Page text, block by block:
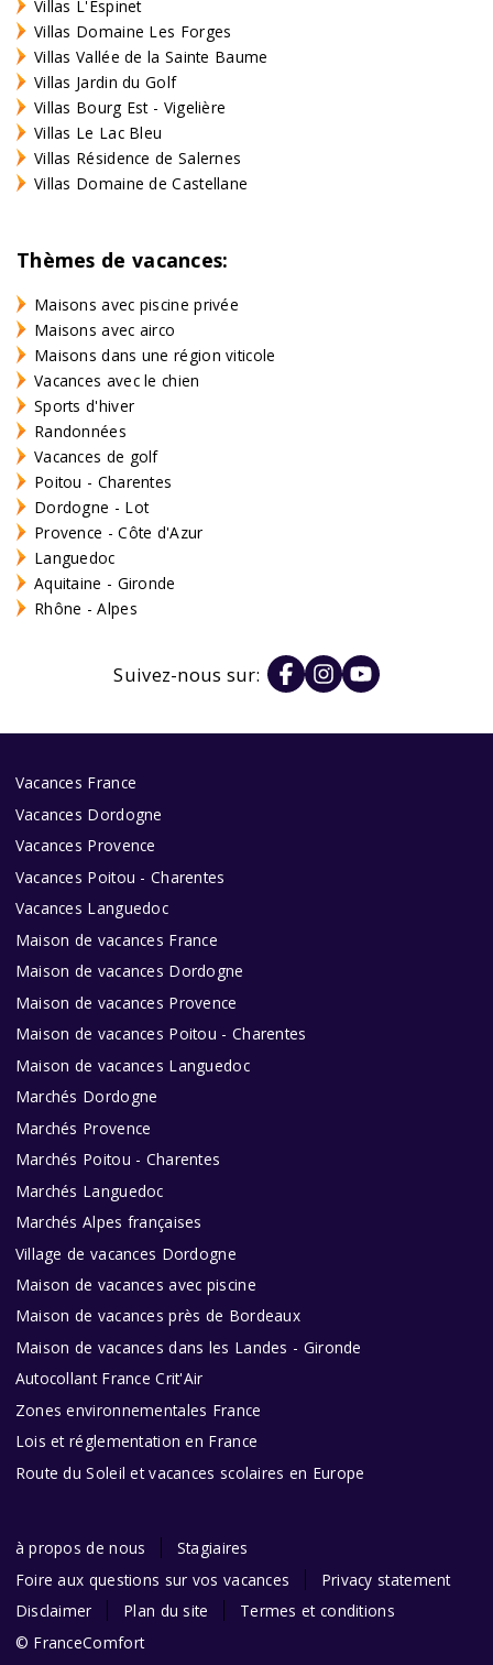
Villas L'Espinet
Villas Domaine Les Forges
Villas Vallée de la Sainte Baume
Villas Jardin du Golf
Villas Bourg Est - Vigelière
Villas Le Lac Bleu
Villas Résidence de Salernes
Villas Domaine de Castellane
Thèmes de vacances:
Maisons avec piscine privée
Maisons avec airco
Maisons dans une région viticole
Vacances avec le chien
Sports d'hiver
Randonnées
Vacances de golf
Poitou - Charentes
Dordogne - Lot
Provence - Côte d'Azur
Languedoc
Aquitaine - Gironde
Rhône - Alpes
Suivez-nous sur:
Vacances France
Vacances Dordogne
Vacances Provence
Vacances Poitou - Charentes
Vacances Languedoc
Maison de vacances France
Maison de vacances Dordogne
Maison de vacances Provence
Maison de vacances Poitou - Charentes
Maison de vacances Languedoc
Marchés Dordogne
Marchés Provence
Marchés Poitou - Charentes
Marchés Languedoc
Marchés Alpes françaises
Village de vacances Dordogne
Maison de vacances avec piscine
Maison de vacances près de Bordeaux
Maison de vacances dans les Landes - Gironde
Autocollant France Crit'Air
Zones environnementales France
Lois et réglementation en France
Route du Soleil et vacances scolaires en Europe
à propos de nous
Stagiaires
Foire aux questions sur vos vacances
Privacy statement
Disclaimer
Plan du site
Termes et conditions
© FranceComfort